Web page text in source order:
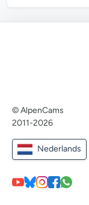
© AlpenCams
2011-2026
Nederlands